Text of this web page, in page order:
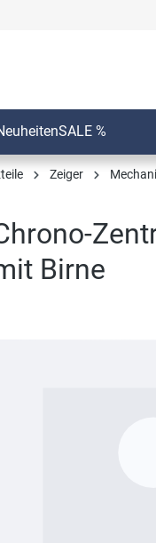
SALE %
Zeiger
Birne